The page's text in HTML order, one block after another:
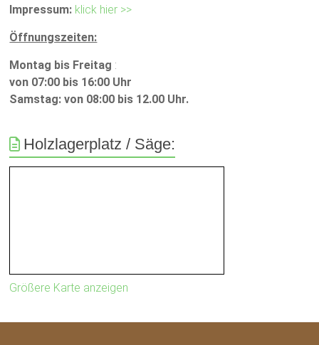
Impressum: klick hier >>
Öffnungszeiten:
Montag bis Freitag :
von 07:00 bis 16:00 Uhr
Samstag: von 08:00 bis 12.00 Uhr.
Holzlagerplatz / Säge:
Größere Karte anzeigen